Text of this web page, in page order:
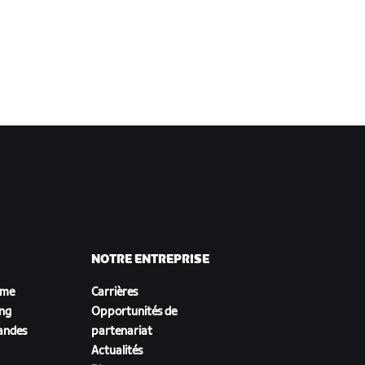
NOTRE ENTREPRISE
Carrières
Opportunités de
partenariat
Actualités